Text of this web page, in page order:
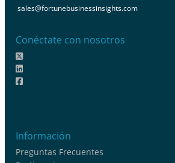
sales@fortunebusinessinsights.com
Conéctate con nosotros
Información
Preguntas Frecuentes